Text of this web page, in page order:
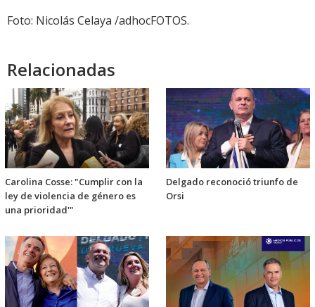
Foto: Nicolás Celaya /adhocFOTOS.
Relacionadas
Carolina Cosse: "Cumplir con la
ley de violencia de género es
una prioridad'"
Delgado reconoció triunfo de
Orsi